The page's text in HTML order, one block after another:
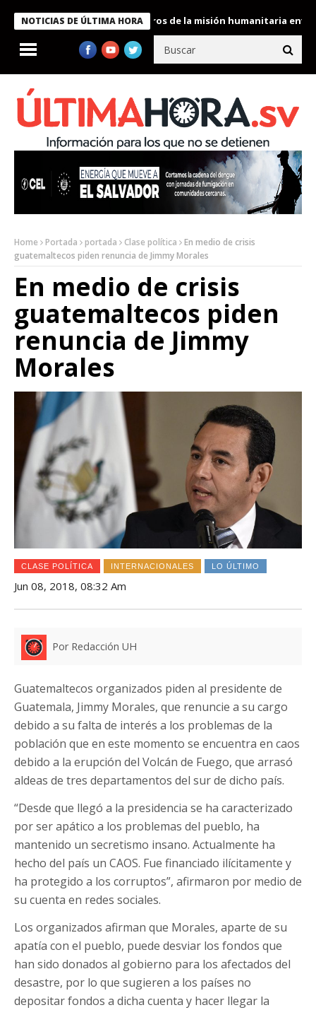
NOTICIAS DE ÚLTIMA HORA
condecora a miembros de la misión humanitaria enviada a
Home Portada portada Clase política
En medio de crisis
guatemaltecos piden renuncia de Jimmy Morales
En medio de crisis
guatemaltecos piden
renuncia de Jimmy
Morales
CLASE POLÍTICA INTERNACIONALES LO ÚLTIMO
Jun 08, 2018, 08:32 Am
Por Redacción UH
Guatemaltecos organizados piden al presidente de
Guatemala, Jimmy Morales, que renuncie a su cargo
debido a su falta de interés a los problemas de la
población que en este momento se encuentra en caos
debido a la erupción del Volcán de Fuego, que arrasó
aldeas de tres departamentos del sur de dicho país.
“Desde que llegó a la presidencia se ha caracterizado
por ser apático a los problemas del pueblo, ha
mantenido un secretismo insano. Actualmente ha
hecho del país un CAOS. Fue financiado ilícitamente y
ha protegido a los corruptos”, afirmaron por medio de
su cuenta en redes sociales.
Los organizados afirman que Morales, aparte de su
apatía con el pueblo, puede desviar los fondos que
han sido donados al gobierno para los afectados del
desastre, por lo que sugieren a los países no
depositar fondos a dicha cuenta y hacer llegar la